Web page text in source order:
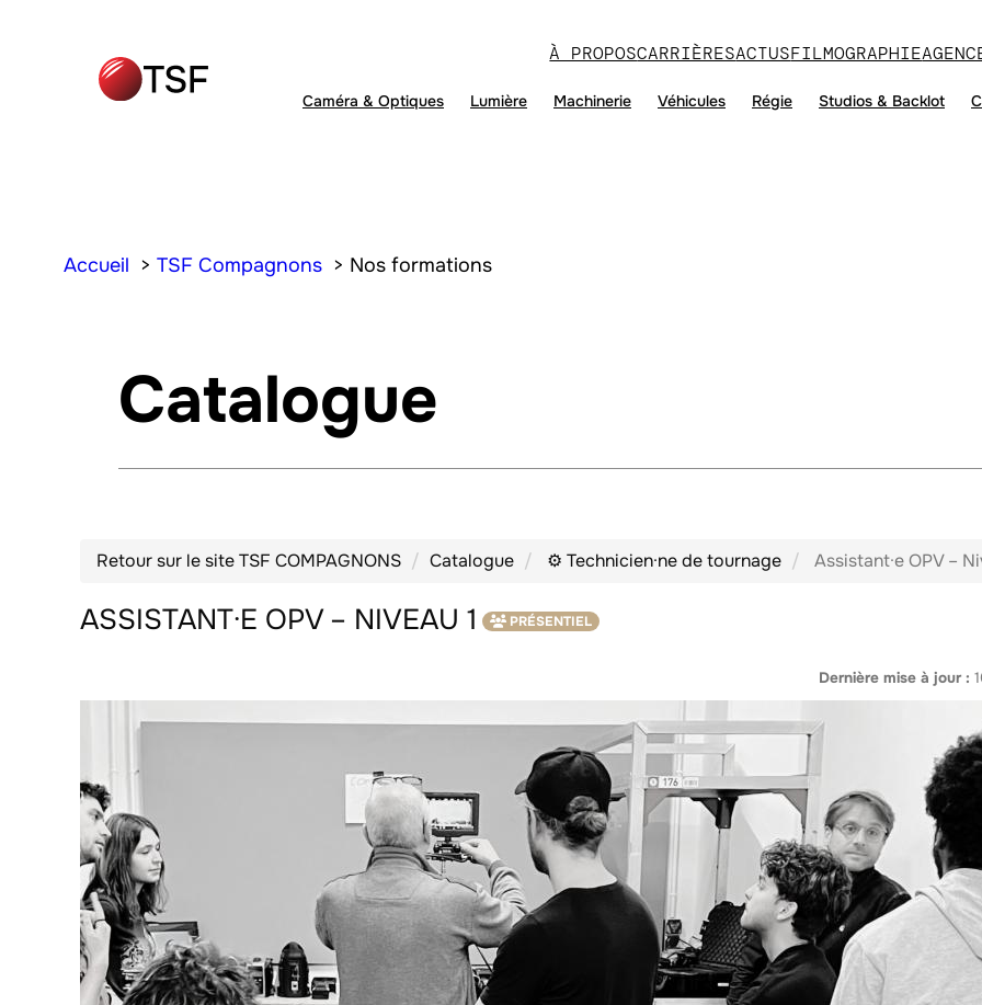
À PROPOSCARRIÈRESACTUSFILMOGRAPHIE
Caméra & Optiques Lumière Machinerie Véhicules Régie Studios & Backlot
Accueil TSF Compagnons Nos formations
Catalogue
Retour sur le site TSF COMPAGNONS Catalogue ⚙️ Technicien·ne de tournage Assistant·e OPV –
ASSISTANT·E OPV – NIVEAU 1 PRÉSENTIEL
Dernière mise à jour :